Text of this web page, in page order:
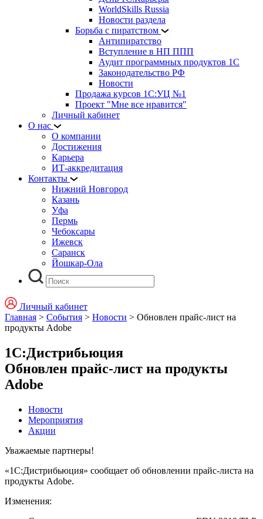
WorldSkills Russia
Новости раздела
Борьба с пиратством
Антипиратство
Вступление в НП ППП
Аудит программных продуктов 1С
Законодательство РФ
Новости
Продажа курсов 1С:УЦ №1
Проект "Мне все нравится"
Личный кабинет
О нас
О компании
Достижения
Карьера
ИТ-аккредитация
Контакты
Нижний Новгород
Казань
Уфа
Пермь
Чебоксары
Ижевск
Саранск
Йошкар-Ола
Личный кабинет
Главная > События > Новости > Обновлен прайс-лист на
продукты Adobe
1С:Дистрибьюция
Обновлен прайс-лист на продукты
Adobe
Новости
Мероприятия
Акции
Уважаемые партнеры!
«1С:Дистрибьюция» сообщает об обновлении прайс-листа на
продукты Adobe.
Изменения: